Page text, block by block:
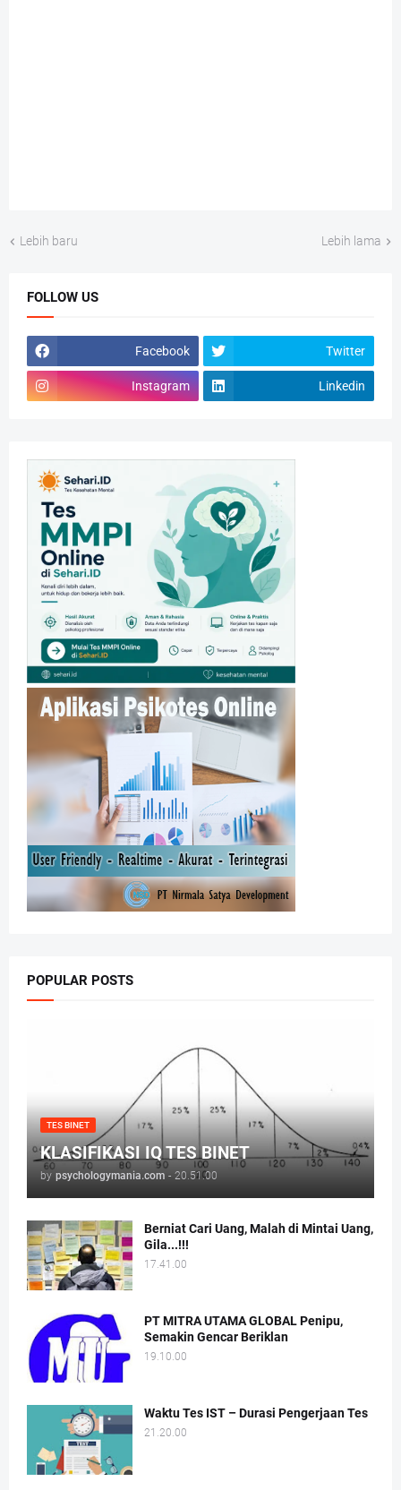
Lebih baru Lebih lama
FOLLOW US
Facebook Twitter
Instagram Linkedin
POPULAR POSTS
TES BINET
KLASIFIKASI IQ TES BINET
by psychologymania.com - 20.51.00
Berniat Cari Uang, Malah di Mintai Uang,
Gila...!!!
17.41.00
PT MITRA UTAMA GLOBAL Penipu,
Semakin Gencar Beriklan
19.10.00
Waktu Tes IST – Durasi Pengerjaan Tes
21.20.00